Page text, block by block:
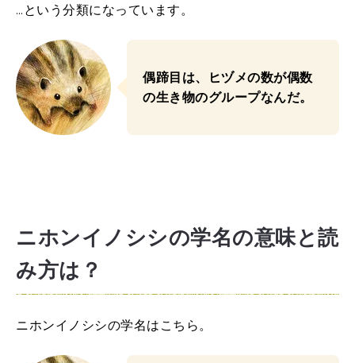
…という分類になっています。
偶蹄目は、ヒヅメの数が偶数
の生き物のグループなんだ。
ニホンイノシシの学名の意味と読
み方は？
ニホンイノシシの学名はこちら。